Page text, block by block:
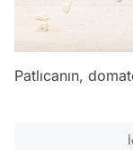
Patlıcanın,